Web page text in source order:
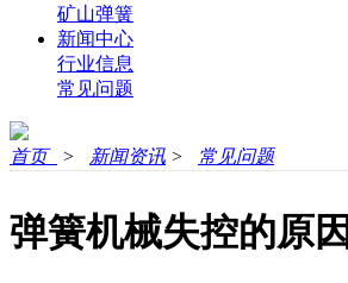
矿山弹簧
新闻中心
行业信息
常见问题
首页 > 新闻资讯 > 常见问题
弹簧机械失控的原因